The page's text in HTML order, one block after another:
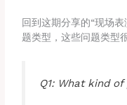
回到这期分享的“现场
题类型，这些问题类型
Q1: What kind